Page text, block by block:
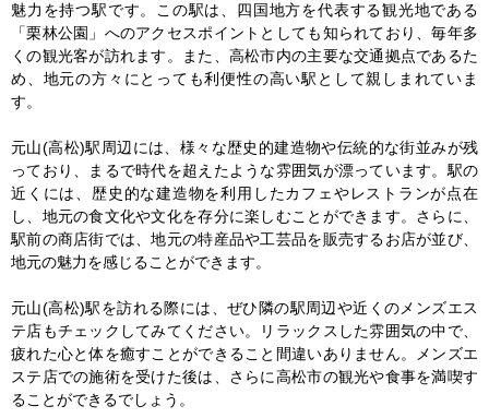
魅力を持つ駅です。この駅は、四国地方を代表する観光地である
「栗林公園」へのアクセスポイントとしても知られており、毎年多
くの観光客が訪れます。また、高松市内の主要な交通拠点であるた
め、地元の方々にとっても利便性の高い駅として親しまれていま
す。
元山(高松)駅周辺には、様々な歴史的建造物や伝統的な街並みが残
っており、まるで時代を超えたような雰囲気が漂っています。駅の
近くには、歴史的な建造物を利用したカフェやレストランが点在
し、地元の食文化や文化を存分に楽しむことができます。さらに、
駅前の商店街では、地元の特産品や工芸品を販売するお店が並び、
地元の魅力を感じることができます。
元山(高松)駅を訪れる際には、ぜひ隣の駅周辺や近くのメンズエス
テ店もチェックしてみてください。リラックスした雰囲気の中で、
疲れた心と体を癒すことができること間違いありません。メンズエ
ステ店での施術を受けた後は、さらに高松市の観光や食事を満喫す
ることができるでしょう。